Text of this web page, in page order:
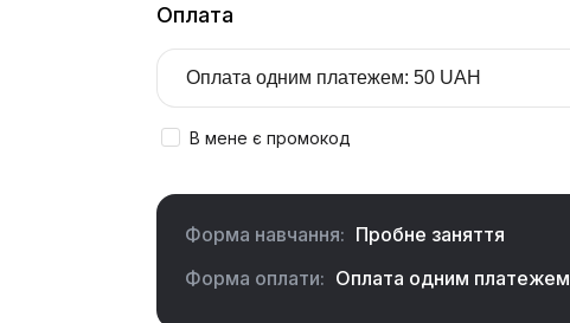
Оплата
В мене є промокод
Форма навчання: Пробне заняття
Форма оплати: Оплата одним платежем